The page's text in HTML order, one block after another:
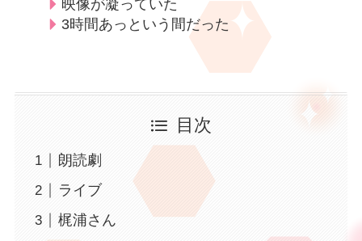
映像が凝っていた
3時間あっという間だった
目次
朗読劇
ライブ
梶浦さん